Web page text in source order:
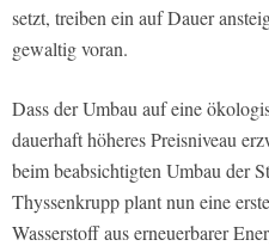
setzt, treiben ein auf Dauer
gewaltig voran.
Dass der Umbau auf eine
dauerhaft höheres Preisniveau
beim beabsichtigten Umbau der
Thyssenkrupp plant nun eine
Wasserstoff aus erneuerbarer